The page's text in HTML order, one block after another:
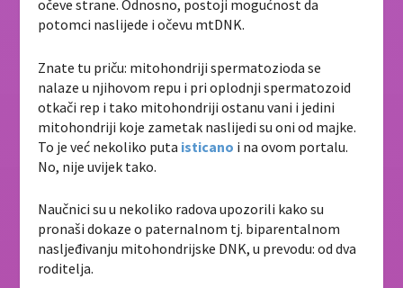
očeve strane. Odnosno, postoji mogućnost da
potomci naslijede i očevu mtDNK.
Znate tu priču: mitohondriji spermatozioda se
nalaze u njihovom repu i pri oplodnji spermatozoid
otkači rep i tako mitohondriji ostanu vani i jedini
mitohondriji koje zametak naslijedi su oni od majke.
To je već nekoliko puta isticano i na ovom portalu.
No, nije uvijek tako.
Naučnici su u nekoliko radova upozorili kako su
pronaši dokaze o paternalnom tj. biparentalnom
nasljeđivanju mitohondrijske DNK, u prevodu: od dva
roditelja.